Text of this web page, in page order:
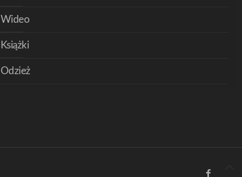
Wideo
Książki
Odzież